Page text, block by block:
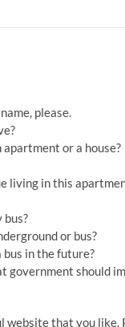
please.
apartment or a house?
living in this
bus?
or bus?
bus in the future?
government should
website that you like.